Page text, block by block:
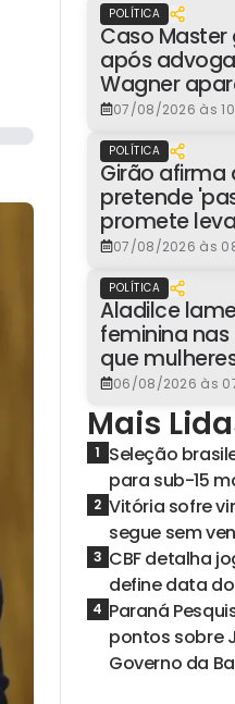
POLÍTICA
Caso
após
Wagner
consignado
07/08/2026 às
POLÍTICA
Girão afirma
pretende
promete
Master à
07/08/2026 às
POLÍTICA
Aladilce
feminina
que
dos
06/08/2026 às
Mais
1 Seleção
para sub-15
2 Vitória sofre
segue sem
3 CBF detalha
define data
4 Paraná
pontos sobre
Governo da